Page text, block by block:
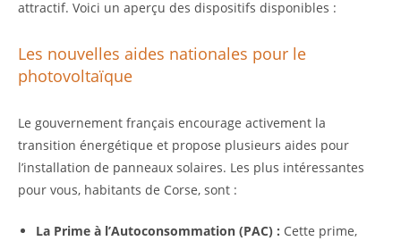
attractif. Voici un aperçu des dispositifs disponibles :
Les nouvelles aides nationales pour le
photovoltaïque
Le gouvernement français encourage activement la
transition énergétique et propose plusieurs aides pour
l’installation de panneaux solaires. Les plus intéressantes
pour vous, habitants de Corse, sont :
La Prime à l’Autoconsommation (PAC) : Cette prime,